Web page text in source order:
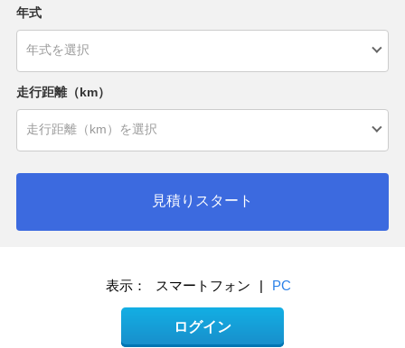
年式
走行距離（km）
見積りスタート
表示： スマートフォン | PC
ログイン